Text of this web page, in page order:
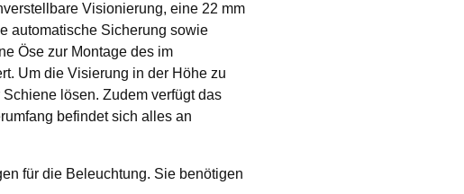
Visionierung, eine 22 mm
automatische Sicherung sowie
Öse zur Montage des im
Um die Visierung in der Höhe zu
lösen. Zudem verfügt das
befindet sich alles an
für die Beleuchtung. Sie benötigen